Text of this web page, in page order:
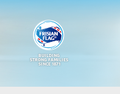
BUILDING
STRONG FAMILIES
SINCE 1871